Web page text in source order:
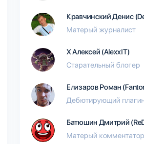
Кравчинский Денис
Матерый журналист
Х Алексей (AlexxIT)
Старательный блогер
Елизаров Роман
Дебютирующий
Батюшин Дмитрий
Матерый комментатор